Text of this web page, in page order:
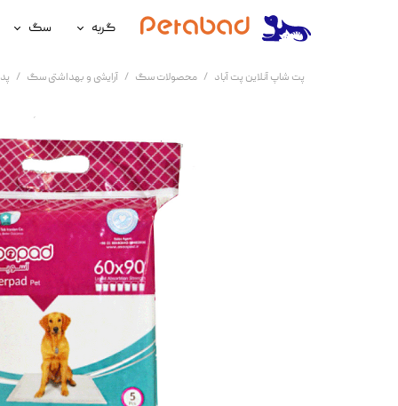
گربه
غذای گربه
سلامتی گربه
آرایشی و بهداشتی گربه
سگ
غذای سگ
سلامتی
آرایشی و
پت شاپ آنلاین پت آباد محصولات سگ آرایشی و بهداشتی سگ